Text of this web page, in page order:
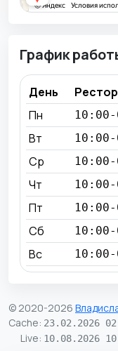
График
День
Пн
Вт
Ср
Чт
Пт
Сб
Вс
© 2020-2026
Cache: 23.02.2026
Live: 10.08.2026